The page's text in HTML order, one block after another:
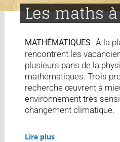
Les maths
MATHÉMATIQUES
À la
rencontrent les
plusieurs pans de la
mathématiques. Trois
recherche œuvrent à
environnement très
changement climatique.
Lire plus